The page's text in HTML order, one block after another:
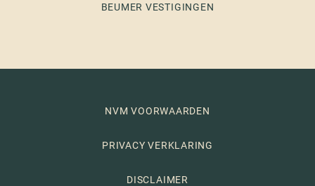
BEUMER VESTIGINGEN
NVM VOORWAARDEN
PRIVACY VERKLARING
DISCLAIMER